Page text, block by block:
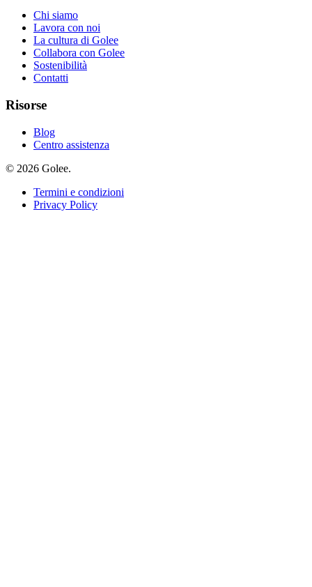
Chi siamo
Lavora con noi
La cultura di Golee
Collabora con Golee
Sostenibilità
Contatti
Risorse
Blog
Centro assistenza
© 2026 Golee.
Termini e condizioni
Privacy Policy